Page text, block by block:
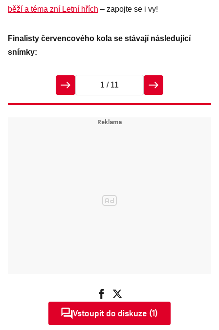
běží a téma zní Letní hřích – zapojte se i vy!
Finalisty červencového kola se stávají následující
snímky:
1 / 11
Vstoupit do diskuze (1)